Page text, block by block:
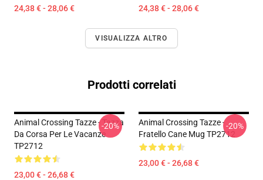
24,38 € - 28,06 € 24,38 € - 28,06 €
VISUALIZZA ALTRO
Prodotti correlati
Animal Crossing Tazze - Tazza
Da Corsa Per Le Vacanze
TP2712
23,00 € - 26,68 €
-20%
Animal Crossing Tazze -
Fratello Cane Mug TP2712
23,00 € - 26,68 €
-20%